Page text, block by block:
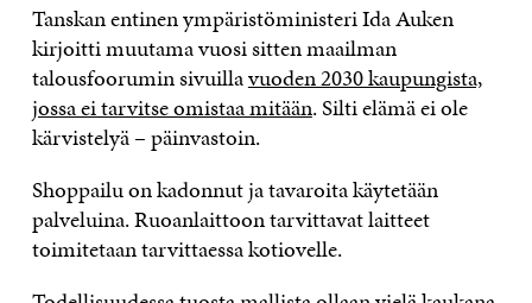
Tanskan entinen ympäristöministeri Ida Auken
kirjoitti muutama vuosi sitten maailman
talousfoorumin sivuillavuoden 2030 kaupungista,
jossa ei tarvitse omistaa mitään. Silti elämä ei ole
kärvistelyä – päinvastoin.
Shoppailu on kadonnut ja tavaroita käytetään
palveluina. Ruoanlaittoon tarvittavat laitteet
toimitetaan tarvittaessa kotiovelle.